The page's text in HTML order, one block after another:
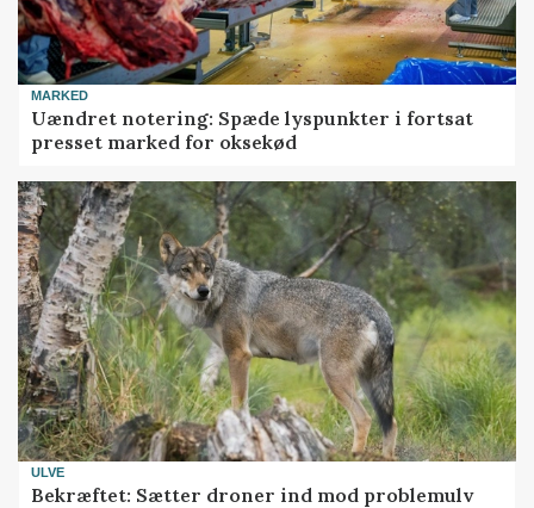
MARKED
Uændret notering: Spæde lyspunkter i fortsat
presset marked for oksekød
ULVE
Bekræftet: Sætter droner ind mod problemulv